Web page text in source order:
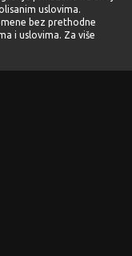
uslovima.
bez prethodne
i uslovima. Za više